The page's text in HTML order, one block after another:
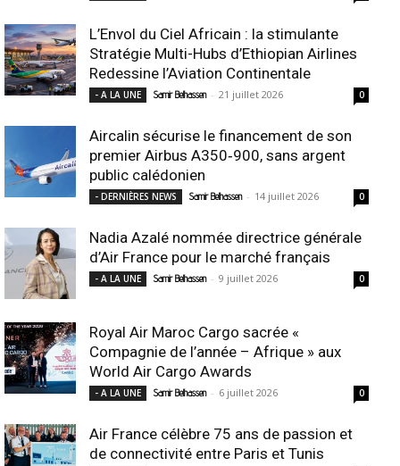
L’Envol du Ciel Africain : la stimulante
Stratégie Multi-Hubs d’Ethiopian Airlines
Redessine l’Aviation Continentale
- A LA UNE Samir Belhassen - 21 juillet 2026 0
Aircalin sécurise le financement de son
premier Airbus A350‑900, sans argent
public calédonien
- DERNIÈRES NEWS Samir Belhassen - 14 juillet 2026 0
Nadia Azalé nommée directrice générale
d’Air France pour le marché français
- A LA UNE Samir Belhassen - 9 juillet 2026 0
Royal Air Maroc Cargo sacrée «
Compagnie de l’année – Afrique » aux
World Air Cargo Awards
- A LA UNE Samir Belhassen - 6 juillet 2026 0
Air France célèbre 75 ans de passion et
de connectivité entre Paris et Tunis